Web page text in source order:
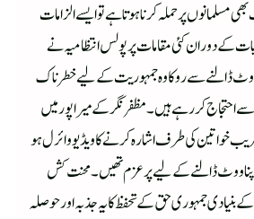
مسلمانوں پر حملہ کرنا ہوتا ہے تو ایسے الزامات
کے دوران کئی مقامات پر پولس انتظامیہ نے
ڈالنے سے روکا وہ جمہوریت کے لیے خطرناک
احتجاج کر رہے ہیں۔مظفر نگر کے میراپور میں
غریب خواتین کی طرف اشارہ کرنے کا ویڈیو وائرل ہو
ووٹ ڈالنے کے لیے پرعزم تھیں۔ محنت کش
بنیادی جمہوری حق کے تحفظ کا یہ جذبہ اور حوصلہ